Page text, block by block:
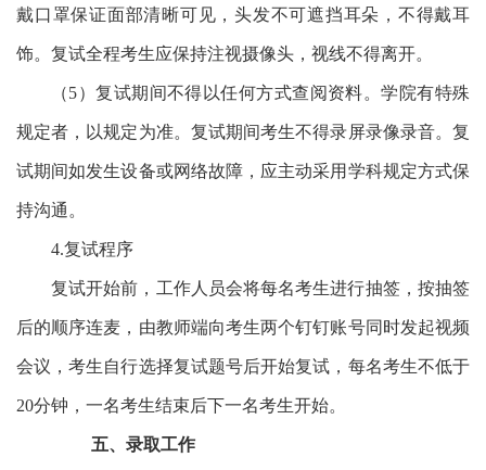
戴口罩保证面部清晰可见，头发不可遮挡耳朵，不得戴耳
饰。复试全程考生应保持注视摄像头，视线不得离开。
（5）复试期间不得以任何方式查阅资料。学院有特殊
规定者，以规定为准。复试期间考生不得录屏录像录音。复
试期间如发生设备或网络故障，应主动采用学科规定方式保
持沟通。
4.复试程序
复试开始前，工作人员会将每名考生进行抽签，按抽签
后的顺序连麦，由教师端向考生两个钉钉账号同时发起视频
会议，考生自行选择复试题号后开始复试，每名考生不低于
20分钟，一名考生结束后下一名考生开始。
五、 录取工作